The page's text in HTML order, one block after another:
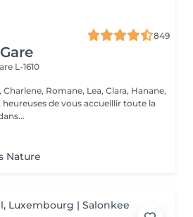
849
L-1610
Romane, Lea, Clara, Hanane,
de vous accueillir toute la
Nature